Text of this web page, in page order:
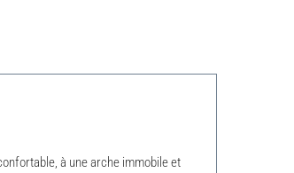
à une arche immobile et